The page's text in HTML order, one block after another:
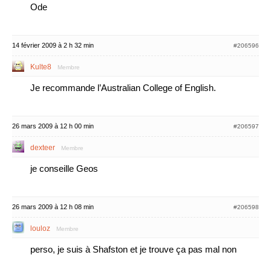
Ode
14 février 2009 à 2 h 32 min #206596
Kulte8 Membre
Je recommande l’Australian College of English.
26 mars 2009 à 12 h 00 min #206597
dexteer Membre
je conseille Geos
26 mars 2009 à 12 h 08 min #206598
louloz Membre
perso, je suis à Shafston et je trouve ça pas mal non